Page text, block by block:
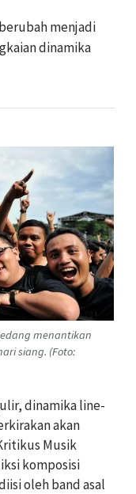
menjadi
dinamika
menantikan
siang. (Foto:
dinamika line-
akan
Musik
komposisi
oleh band asal